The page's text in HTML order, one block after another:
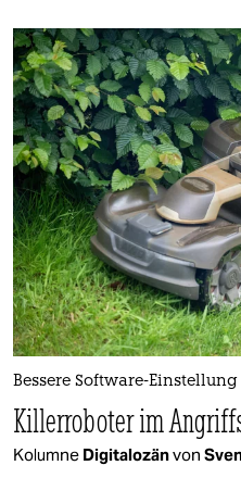
Bessere Software-
Killerroboter im
Kolumne Digitalozänvon